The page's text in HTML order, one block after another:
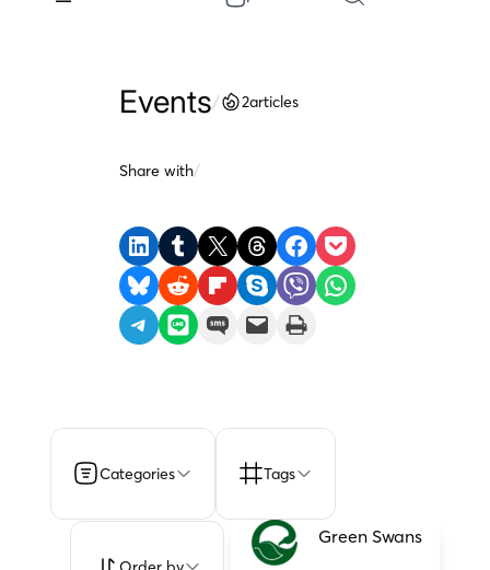
Events/ 2articles
Share with/
Share on LinkedIn
Share on Tumblr
Share on X Share on Threads
Share on Facebook
Share on Pocket
Share on Bluesky
Share on RedditShare on Flipboard
Share on SkypeShare on ViberShare on WhatsApp
Share on Telegram
Share on LINEShare on SMSEmail this PagePrint this Page
Categories Tags
Green Swans